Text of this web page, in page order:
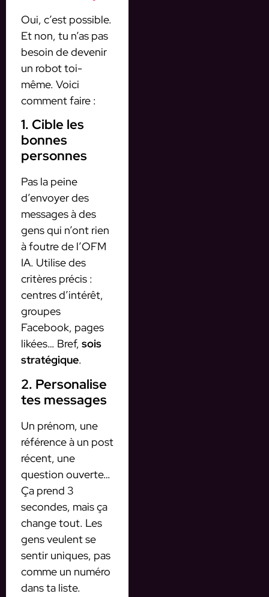
Oui, c’est possible.
Et non, tu n’as pas
besoin de devenir
un robot toi-
même. Voici
comment faire :
1. Cible les
bonnes
personnes
Pas la peine
d’envoyer des
messages à des
gens qui n’ont rien
à foutre de l’OFM
IA. Utilise des
critères précis :
centres d’intérêt,
groupes
Facebook, pages
likées… Bref, sois
stratégique.
2. Personalise
tes messages
Un prénom, une
référence à un post
récent, une
question ouverte…
Ça prend 3
secondes, mais ça
change tout. Les
gens veulent se
sentir uniques, pas
comme un numéro
dans ta liste.